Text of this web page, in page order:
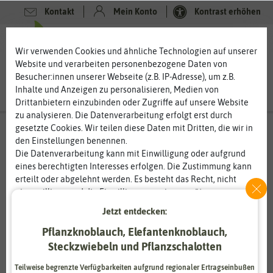
Kontakt Mein Konto Kontrast erhöhen
Wir verwenden Cookies und ähnliche Technologien auf unserer
Website und verarbeiten personenbezogene Daten von
Besucher:innen unserer Webseite (z.B. IP-Adresse), um z.B.
Inhalte und Anzeigen zu personalisieren, Medien von
Drittanbietern einzubinden oder Zugriffe auf unsere Website
zu analysieren. Die Datenverarbeitung erfolgt erst durch
gesetzte Cookies. Wir teilen diese Daten mit Dritten, die wir in
den Einstellungen benennen.
Die Datenverarbeitung kann mit Einwilligung oder aufgrund
eines berechtigten Interesses erfolgen. Die Zustimmung kann
erteilt oder abgelehnt werden. Es besteht das Recht, nicht
einzuwilligen und die Einwilligung zu einem späteren
Informationen zur Verwendung personenbezogener Daten und
den Diensten erklären wir in unsererDaten­schutz­erklärung
Jetzt entdecken:
Pflanzknoblauch, Elefantenknoblauch,
Steckzwiebeln und Pflanzschalotten
Teilweise begrenzte Verfügbarkeiten aufgrund regionaler Ertragseinbußen